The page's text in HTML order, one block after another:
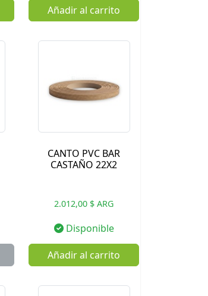
Añadir al carrito
CANTO PVC BAR
CASTAÑO 22X2
2.012,00 $ ARG
Disponible
Añadir al carrito